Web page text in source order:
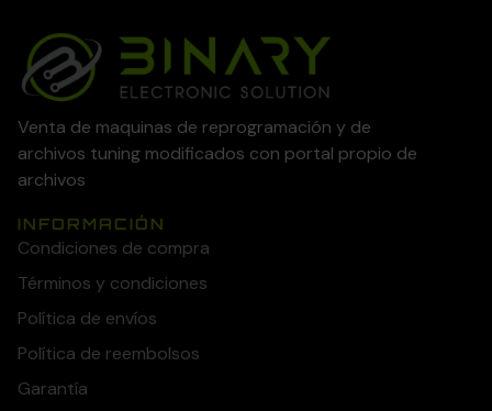
Venta de maquinas de reprogramación y de
archivos tuning modificados con portal propio de
archivos
INFORMACIÓN
Condiciones de compra
Términos y condiciones
Política de envíos
Política de reembolsos
Garantía